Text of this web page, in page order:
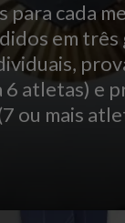
para cada
em três
6 atletas) e
ou mais